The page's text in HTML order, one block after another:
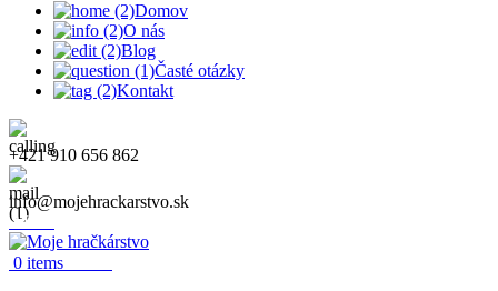
Domov
O nás
Blog
Časté otázky
Kontakt
+421 910 656 862
info@mojehrackarstvo.sk
Menu
0 items